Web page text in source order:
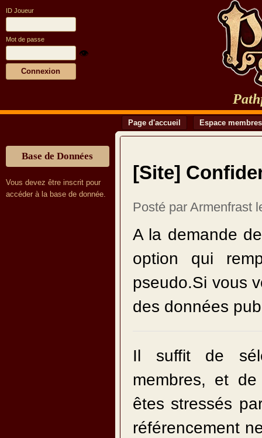
ID Joueur
Mot de passe
👁️
Page d'accueil Espace membres
Base de Données
Vous devez être inscrit pour
accéder à la base de donnée.
[Site]
Posté par Armenfrast
A la demande
option qui
pseudo.Si vous
des données
Il suffit de
membres, et
êtes stressés
référencement